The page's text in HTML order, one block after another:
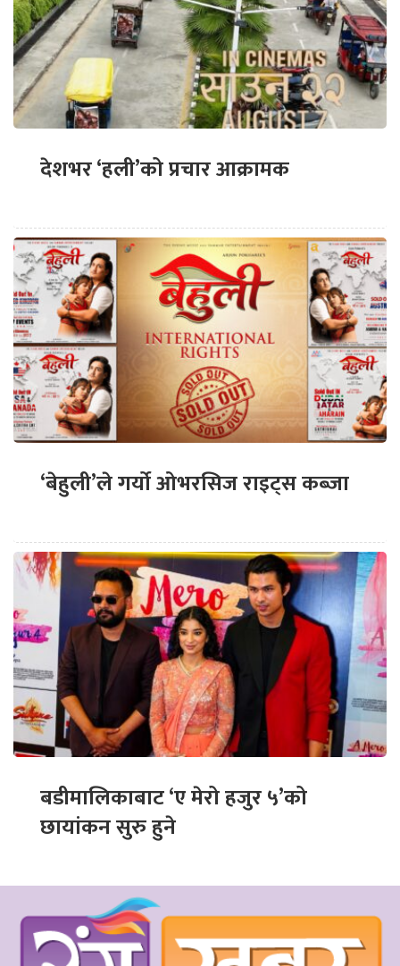
देशभर ‘हली’को प्रचार आक्रामक
‘बेहुली’ले गर्यो ओभरसिज राइट्स कब्जा
बडीमालिकाबाट ‘ए मेरो हजुर ५’को
छायांकन सुरु हुने